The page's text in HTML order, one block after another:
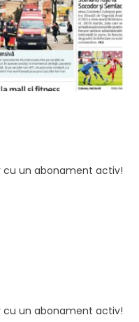
cu un abonament activ!
cu un abonament activ!